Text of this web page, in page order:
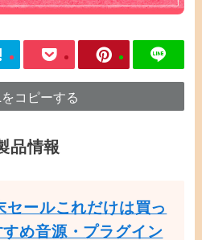
コピーする
品情報
セールこれだけは買っ
すめ音源・プラグイン